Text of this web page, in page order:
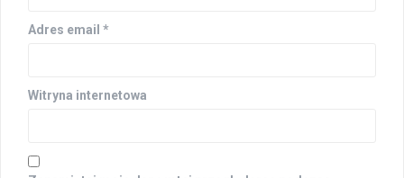
Adres email *
Witryna internetowa